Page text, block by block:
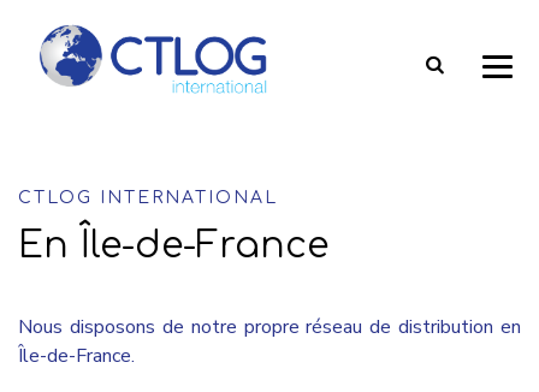
CTLOG INTERNATIONAL
En Île-de-France
Nous disposons de notre propre réseau de distribution en
Île-de-France.